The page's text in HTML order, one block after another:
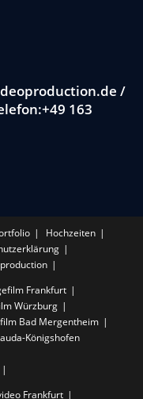
/
163
Hochzeiten
Frankfurt
Würzburg
Bad Mergentheim
Königshofen
Frankfurt